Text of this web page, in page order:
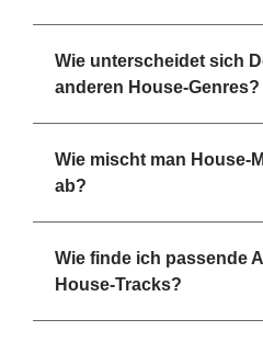
Wie unterscheidet sich
anderen House-Genres?
Wie mischt man House-
ab?
Wie finde ich passende
House-Tracks?